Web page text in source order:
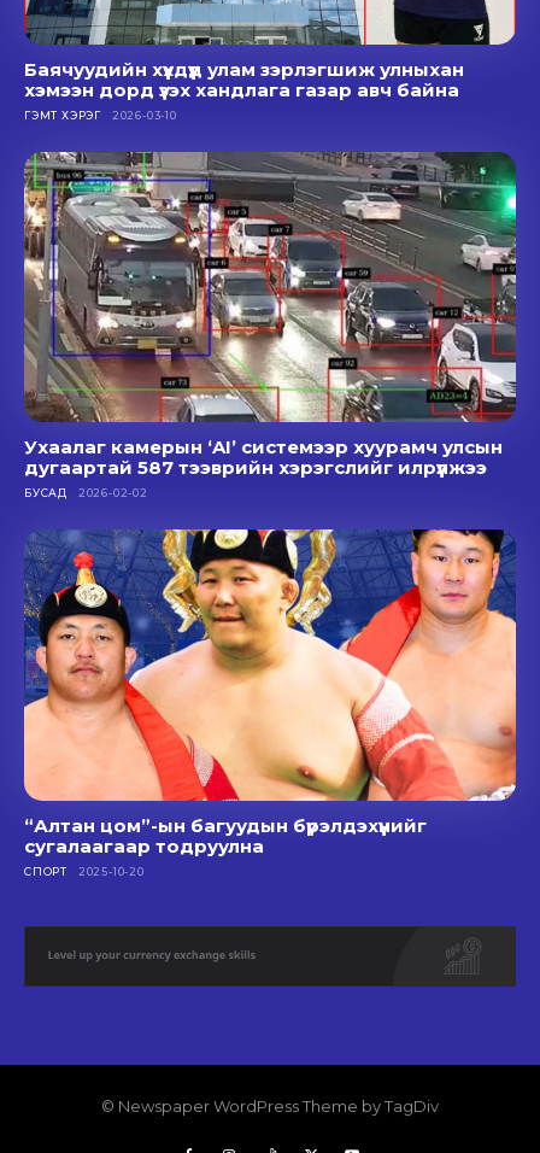
Баячуудийн хүүхдүүд улам зэрлэгшиж улныхан
хэмээн дорд үзэх хандлага газар авч байна
ГЭМТ ХЭРЭГ 2026-03-10
Ухаалаг камерын ‘AI’ системээр хуурамч улсын
дугаартай 587 тээврийн хэрэгслийг илрүүлжээ
БУСАД 2026-02-02
“Алтан цом”-ын багуудын бүрэлдэхүүнийг
сугалаагаар тодруулна
СПОРТ 2025-10-20
© Newspaper WordPress Theme by TagDiv